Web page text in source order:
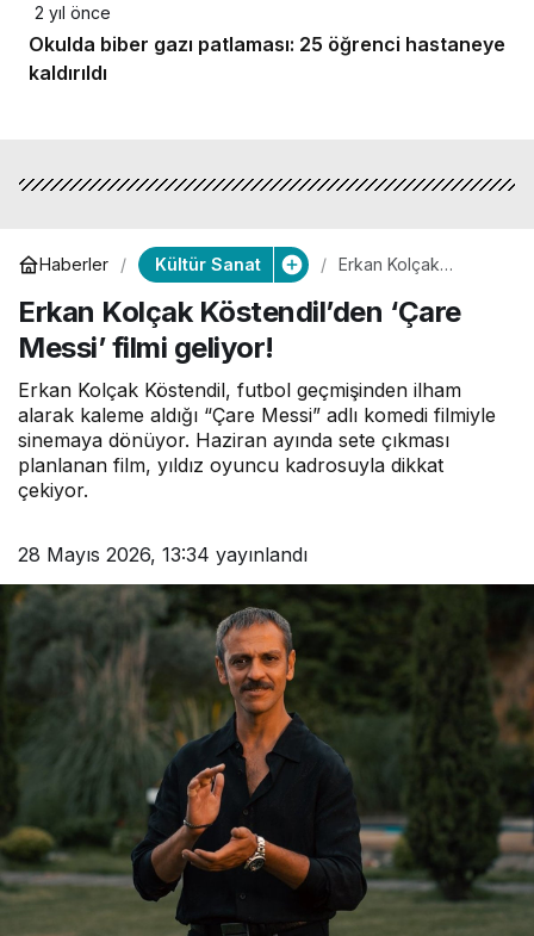
2 yıl önce
Okulda biber gazı patlaması: 25 öğrenci hastaneye
kaldırıldı
Haberler Kültür Sanat
Erkan Kolçak
Messi’ filmi geliyor!
Erkan Kolçak Köstendil’den ‘Çare
Messi’ filmi geliyor!
Erkan Kolçak Köstendil, futbol geçmişinden ilham
alarak kaleme aldığı “Çare Messi” adlı komedi filmiyle
sinemaya dönüyor. Haziran ayında sete çıkması
planlanan film, yıldız oyuncu kadrosuyla dikkat
çekiyor.
28 Mayıs 2026, 13:34 yayınlandı